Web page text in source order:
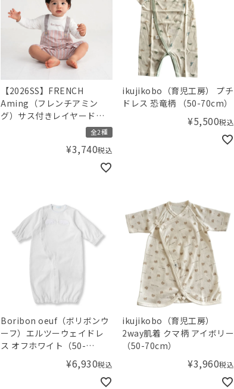
【2026SS】FRENCH
Aming（フレンチアミン
グ）サス付きレイヤード風
全2種
¥3,740税込
ikujikobo（育児工房） プチ
ドレス 恐竜柄 （50-70cm）
¥5,500税込
Boribon oeuf（ボリボンウ
ーフ）エルツーウェイドレ
ス オフホワイト（50-
¥6,930税込
ikujikobo（育児工房）
2way肌着 クマ柄 アイボリー
（50-70cm）
¥3,960税込